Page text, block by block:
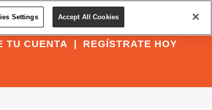
REGÍSTRATE HOY
TU CUENTA
Settings Accept All Cookies